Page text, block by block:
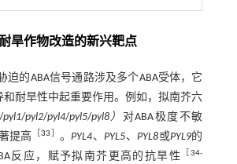
旱作物改造的新兴靶点
迫的ABA信号通路涉及多个ABA受体，它
和耐旱性中起重要作用。例如，拟南芥六
/pyl1/pyl2/pyl4/pyl5/pyl8） 对ABA极度不敏
提高
［33 。PYL4、PYL5、PYL8或PYL9的
反应，赋予拟南芥更高的抗旱性 ［34-